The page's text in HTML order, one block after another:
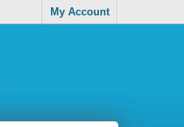
My Account